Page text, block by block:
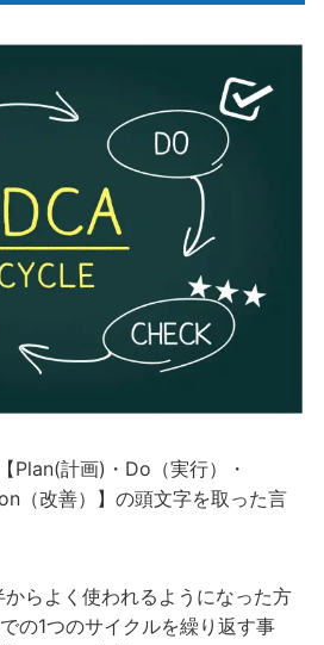
Plan(計画)・Do（実行）・
（改善）】の頭文字を取った言
らよく使われるようになった方
の1つのサイクルを繰り返す事